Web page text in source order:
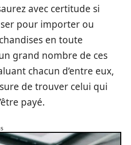
avec certitude si
pour importer ou
en toute
grand nombre de ces
chacun d’entre eux,
de trouver celui qui
payé.